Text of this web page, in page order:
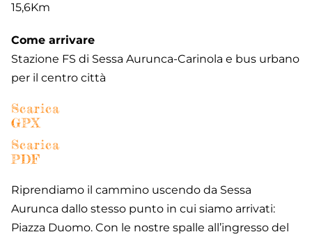
15,6Km
Come arrivare
Stazione FS di Sessa Aurunca-Carinola e bus urbano
per il centro città
Scarica
GPX
Scarica
PDF
Riprendiamo il cammino uscendo da Sessa
Aurunca dallo stesso punto in cui siamo arrivati:
Piazza Duomo. Con le nostre spalle all’ingresso del